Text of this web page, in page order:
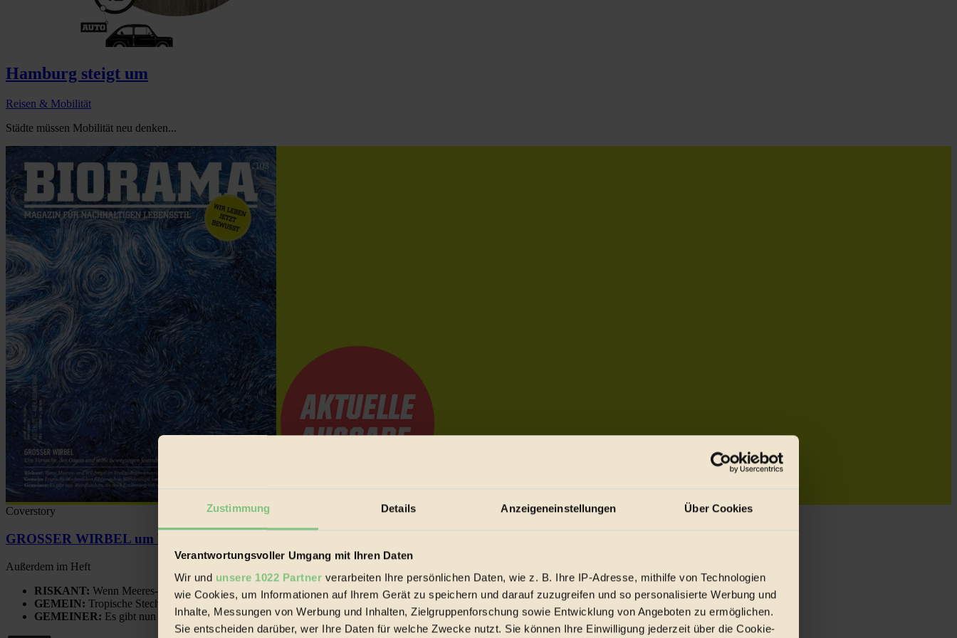
Zustimmung Details Anzeigeneinstellungen Über Cookies
Verantwortungsvoller Umgang mit Ihren Daten
Wir und unsere 1022 Partner verarbeiten Ihre persönlichen Daten, wie z. B. Ihre IP-Adresse, mithilfe von Technologien
wie Cookies, um Informationen auf Ihrem Gerät zu speichern und darauf zuzugreifen und so personalisierte Werbung und
Inhalte, Messungen von Werbung und Inhalten, Zielgruppenforschung sowie Entwicklung von Angeboten zu ermöglichen.
Sie entscheiden darüber, wer Ihre Daten für welche Zwecke nutzt. Sie können Ihre Einwilligung jederzeit über die Cookie-
Hamburg steigt um
Reisen & Mobilität
Städte müssen Mobilität neu denken...
Coverstory
GROSSER WIRBEL um Versuche, den Ozean und seine Bewegungen festzuhalten.
Außerdem im Heft
RISKANT: Wenn Meeres- und Wildvögel im Freilandhühnerbetrieb vorbeischauen.
GEMEIN: Tropische Stechmücken fühlen sich in Mitteleuropa inziwschen oft zu Hause.
GEMEINER: Es gibt nun Weinflaschen, die nach Entleerung voll wieder zu dir zurückkommen.